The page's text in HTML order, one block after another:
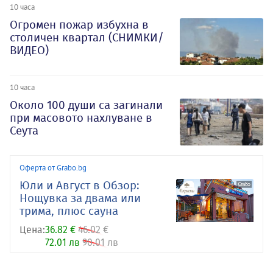
10 часа
Огромен пожар избухна в
столичен квартал (СНИМКИ/
ВИДЕО)
10 часа
Около 100 души са загинали
при масовото нахлуване в
Сеута
Оферта от Grabo.bg
Юли и Август в Обзор:
Нощувка за двама или
трима, плюс сауна
Цена:36.82 € 46.02 €
72.01 лв 90.01 лв